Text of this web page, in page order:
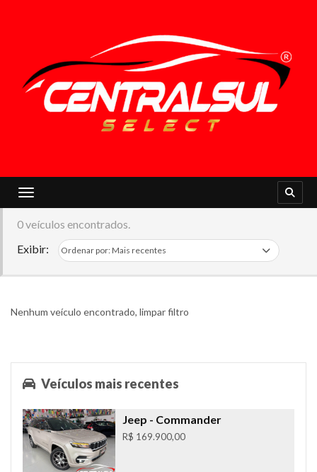
Toggle navigation
0 veículos encontrados.
Exibir:
Nenhum veículo encontrado, limpar filtro
Veículos mais recentes
Jeep - Commander
R$ 169.900,00